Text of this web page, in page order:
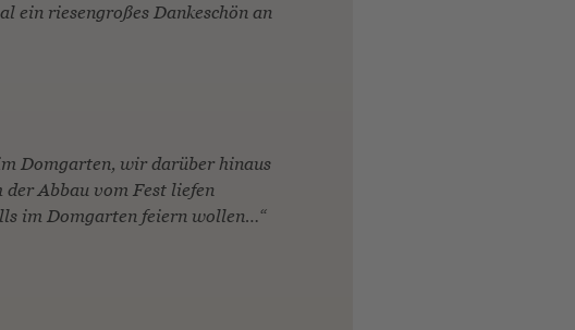
ein riesengroßes Dankeschön an
Domgarten, wir darüber hinaus
Abbau vom Fest liefen
im Domgarten feiern wollen…“